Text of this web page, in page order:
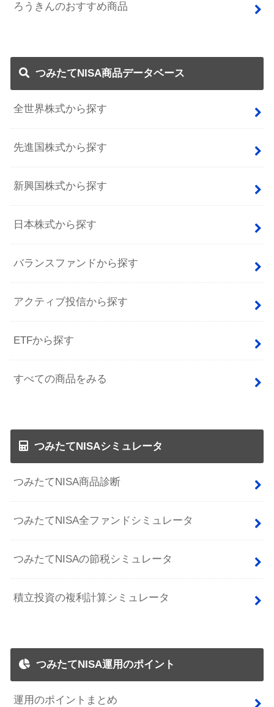
ろうきんのおすすめ商品
つみたてNISA商品データベース
全世界株式から探す
先進国株式から探す
新興国株式から探す
日本株式から探す
バランスファンドから探す
アクティブ投信から探す
ETFから探す
すべての商品をみる
つみたてNISAシミュレータ
つみたてNISA商品診断
つみたてNISA全ファンドシミュレータ
つみたてNISAの節税シミュレータ
積立投資の複利計算シミュレータ
つみたてNISA運用のポイント
運用のポイントまとめ